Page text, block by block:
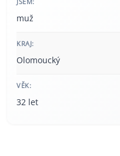
muž
KRAJ:
Olomoucký
VĚK:
32 let